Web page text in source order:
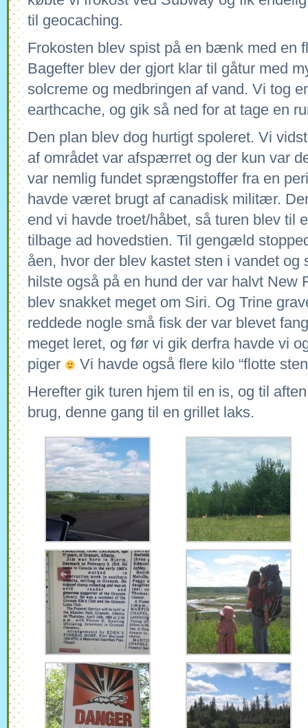
til geocaching.
Frokosten blev spist på en bænk med en
Bagefter blev der gjort klar til gåtur med
solcreme og medbringen af vand. Vi tog
earthcache, og gik så ned for at tage en
Den plan blev dog hurtigt spoleret. Vi
af området var afspærret og der kun var
var nemlig fundet sprængstoffer fra en
havde været brugt af canadisk militær.
end vi havde troet/håbet, så turen blev til
tilbage ad hovedstien. Til gengæld
åen, hvor der blev kastet sten i vandet og
hilste også på en hund der var halvt New
blev snakket meget om Siri. Og Trine
reddede nogle små fisk der var blevet
meget leret, og før vi gik derfra havde vi
piger
Vi havde også flere kilo “flotte
Herefter gik turen hjem til en is, og til
brug, denne gang til en grillet laks.